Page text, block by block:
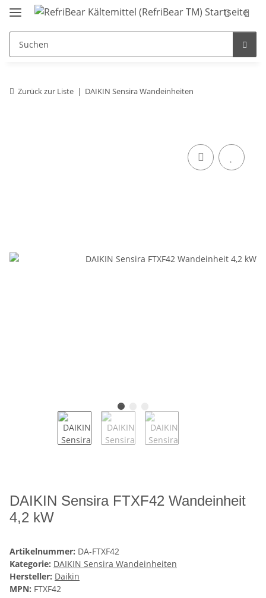
Zurück zur Liste DAIKIN Sensira Wandeinheiten
DAIKIN Sensira FTXF42 Wandeinheit
4,2 kW
Artikelnummer: DA-FTXF42
Kategorie: DAIKIN Sensira Wandeinheiten
Hersteller: Daikin
MPN: FTXF42